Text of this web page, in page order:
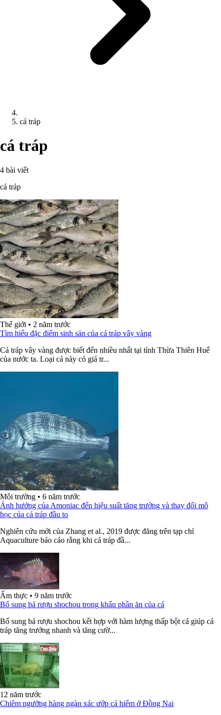
cá tráp
cá tráp
4 bài viết
cá tráp
Thế giới • 2 năm trước
Tìm hiểu đặc điểm sinh sản của cá tráp vây vàng
Cá tráp vây vàng được biết đến nhiều nhất tại tỉnh Thừa Thiên Huế
của nước ta. Loại cá này có giá tr...
Môi trường • 6 năm trước
Ảnh hưởng của Amoniac đến hiệu suất tăng trưởng và thay đổi mô
học của cá tráp đầu to
Nghiên cứu mới của Zhang et al., 2019 được đăng trên tạp chí
Aquaculture báo cáo rằng khi cá tráp đầ...
Ẩm thực • 9 năm trước
Bổ sung bả rượu shochou trong khẩu phần ăn của cá
Bổ sung bả rượu shochou kết hợp với hàm lượng thấp bột cá giúp cá
tráp tăng trưởng nhanh và tăng cườ...
12 năm trước
Chiêm ngưỡng hàng ngàn xác ướp cá hiếm ở Đồng Nai